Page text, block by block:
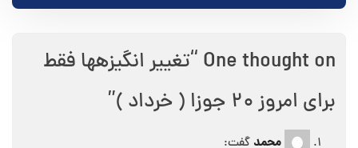
One thought on “ تغییر انگیزه⁯ها فقط
برای امروز ۲۰ جوزا ( خرداد )
”
محمد گفت: